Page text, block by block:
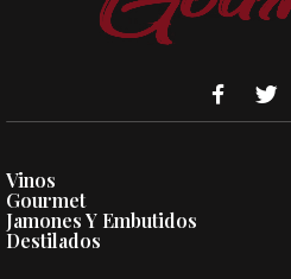
Vinos
Gourmet
Jamones Y Embutidos
Destilados